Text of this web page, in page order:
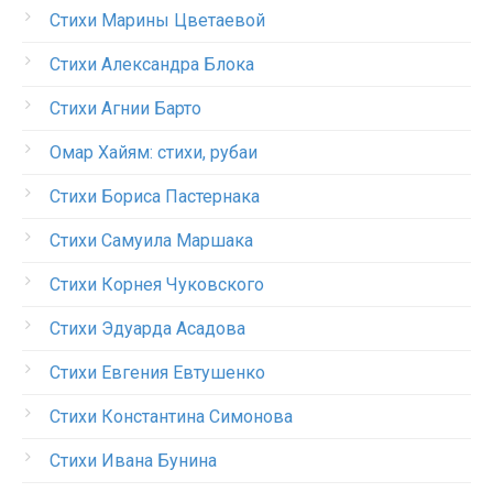
Стихи Марины Цветаевой
Стихи Александра Блока
Стихи Агнии Барто
Омар Хайям: стихи, рубаи
Стихи Бориса Пастернака
Стихи Самуила Маршака
Стихи Корнея Чуковского
Стихи Эдуарда Асадова
Стихи Евгения Евтушенко
Стихи Константина Симонова
Стихи Ивана Бунина